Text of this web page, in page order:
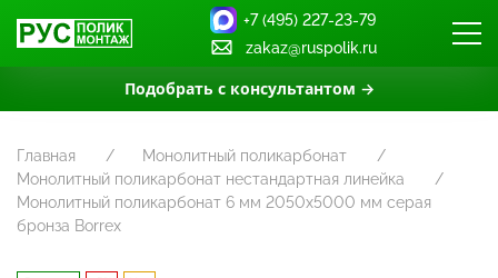
Подобрать с консультантом →
+7 (495) 227-23-79
zakaz@ruspolik.ru
Главная
Монолитный поликарбонат
Монолитный поликарбонат нестандартная линейка
Монолитный поликарбонат 6 мм 2050х5000 мм серая
бронза Borrex